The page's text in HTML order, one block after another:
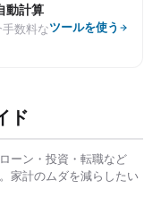
動計算
数料なツールを使う
ド
ーン・投資・転職など
家計のムダを減らしたい